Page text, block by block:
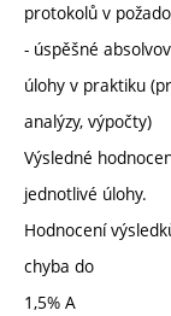
protokolů v
- úspěšné
úlohy v praktiku
analýzy, výpočty)
Výsledné
jednotlivé úlohy.
Hodnocení
chyba do
1,5% A